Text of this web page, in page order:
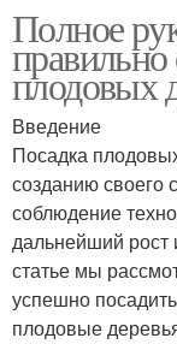
Полное
плодовых
Введение
Посадка
созданию
соблюдение
дальнейший рост
статье мы
успешно
плодовые